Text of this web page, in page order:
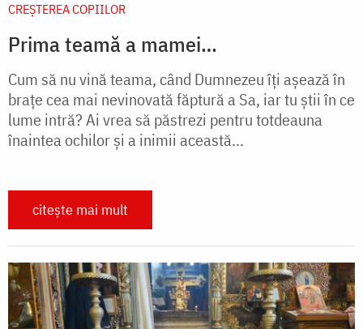
CREŞTEREA COPIILOR
Prima teamă a mamei…
Cum să nu vină teama, când Dumnezeu îți așează în
brațe cea mai nevinovată făptură a Sa, iar tu știi în ce
lume intră? Ai vrea să păstrezi pentru totdeauna
înaintea ochilor și a inimii această...
citește mai mult